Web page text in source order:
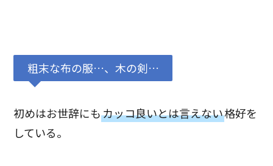
粗末な布の服…、木の剣…
初めはお世辞にもカッコ良いとは言えない格好を
している。